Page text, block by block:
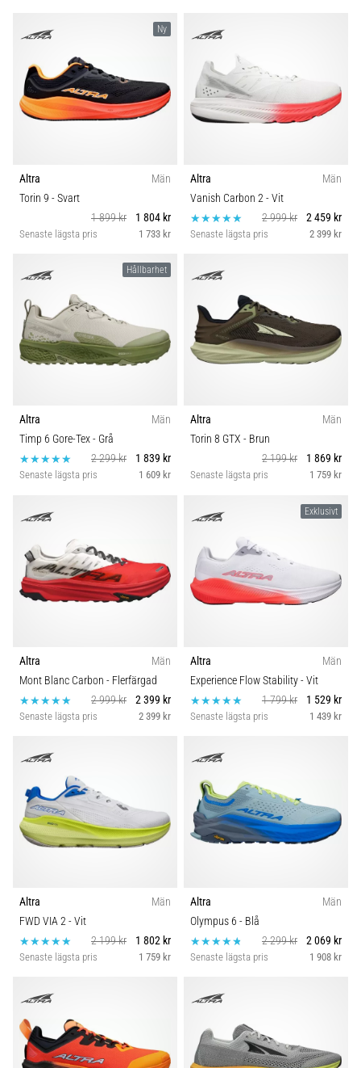
Ny
Altra
Män
Torin 9 - Svart
1 899 kr
1 804 kr
Senaste lägsta pris 1 733 kr
Altra
Män
Vanish Carbon 2- Vit
2 999 kr
2 459 kr
Senaste lägsta pris 2 399 kr
Hållbarhet
Altra
Män
Timp 6 Gore-Tex- Grå
2 299 kr
1 839 kr
Senaste lägsta pris 1 609 kr
Altra
Män
Torin 8 GTX - Brun
2 199 kr
1 869 kr
Senaste lägsta pris 1 759 kr
Altra
Män
Mont Blanc Carbon - Flerfärgad
2 999 kr
2 399 kr
Senaste lägsta pris 2 399 kr
Exklusivt
Altra
Män
Experience Flow Stability- Vit
1 799 kr
1 529 kr
Senaste lägsta pris 1 439 kr
Altra
Män
FWD VIA 2- Vit
2 199 kr
1 802 kr
Senaste lägsta pris 1 759 kr
Altra
Män
Olympus 6 - Blå
2 299 kr
2 069 kr
Senaste lägsta pris 1 908 kr